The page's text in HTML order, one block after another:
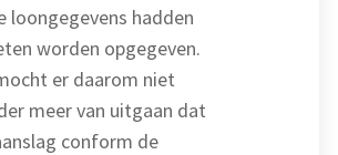
loongegevens hadden
worden opgegeven.
er daarom niet
meer van uitgaan dat
conform de